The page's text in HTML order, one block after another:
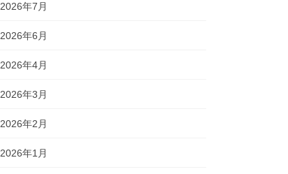
2026年7月
2026年6月
2026年4月
2026年3月
2026年2月
2026年1月